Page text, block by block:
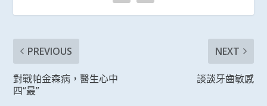
PREVIOUS
對戰帕金森病，醫生心中
四“最”
NEXT
談談牙齒敏感